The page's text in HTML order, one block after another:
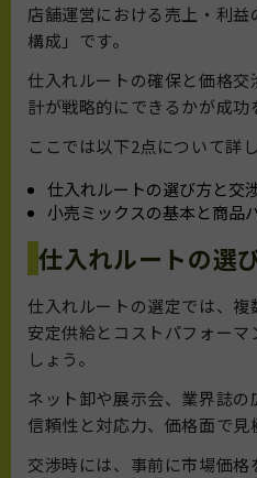
店舗運営における売上・利
構成」です。
仕入れルートの確保と価格
計が戦略的にできるかが成功
ここでは以下2点について詳
仕入れルートの選び方と交
小売ミックスの基本と商品
仕入れルートの選
仕入れルートの選定では、複
安定供給とコストパフォー
しょう。
ネット卸や展示会、業界誌の
信頼性と対応力、価格面で見
交渉時には、事前に市場価